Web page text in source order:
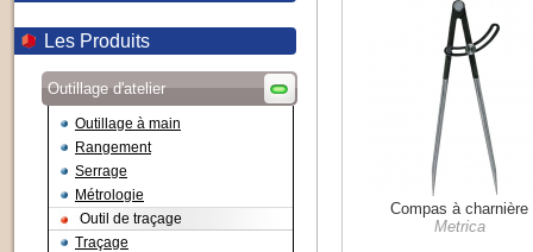
Les Produits
Outillage d'atelier
Outillage à main
Rangement
Serrage
Métrologie
Outil de traçage
Traçage
Compas à charnière
Metrica